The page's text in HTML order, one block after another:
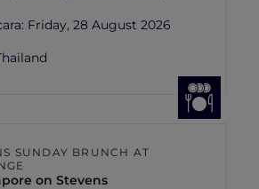
Friday, 28 August 2026
SUNDAY BRUNCH AT
on Stevens